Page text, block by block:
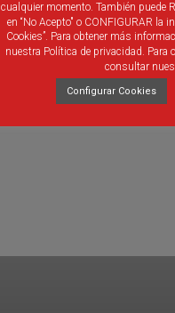
cualquier momento. También puede
en “No Acepto" o CONFIGURAR la
Cookies”. Para obtener más
nuestra Política de privacidad. Para
consultar
Configurar Cookies